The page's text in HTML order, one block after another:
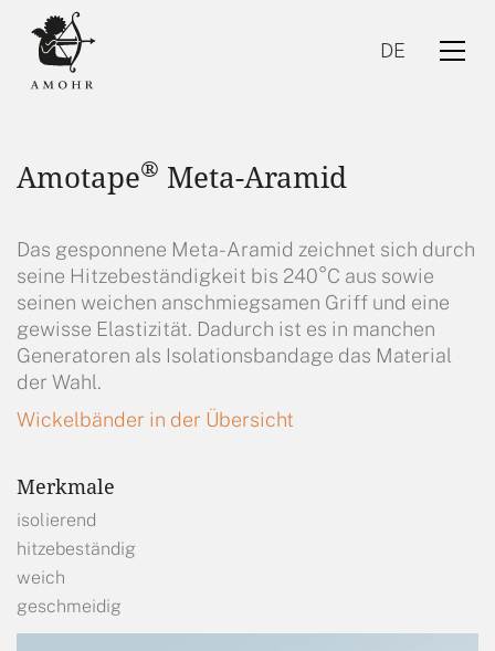
DE
DE
Amotape® Meta-Aramid
Das gesponnene Meta-Aramid zeichnet sich durch
seine Hitzebeständigkeit bis 240°C aus sowie
seinen weichen anschmiegsamen Griff und eine
gewisse Elastizität. Dadurch ist es in manchen
Generatoren als Isolationsbandage das Material
der Wahl.
Wickelbänder in der Übersicht
Merkmale
isolierend
hitzebeständig
weich
geschmeidig